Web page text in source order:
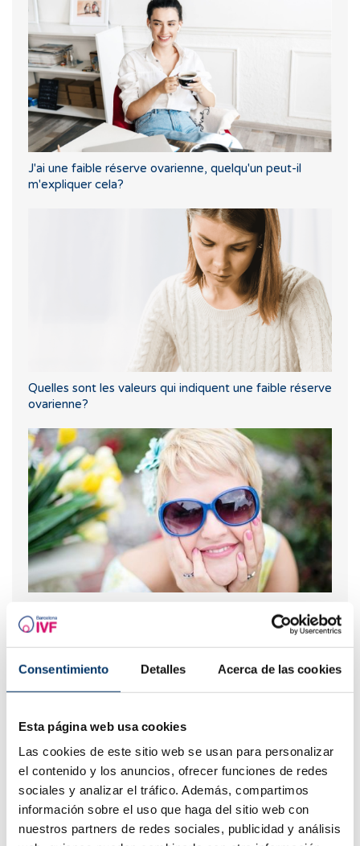
Consentimiento Detalles Acerca de las cookies
Esta página web usa cookies
Las cookies de este sitio web se usan para personalizar
el contenido y los anuncios, ofrecer funciones de redes
sociales y analizar el tráfico. Además, compartimos
información sobre el uso que haga del sitio web con
nuestros partners de redes sociales, publicidad y análisis
J'ai une faible réserve ovarienne, quelqu'un peut-il
m'expliquer cela?
Quelles sont les valeurs qui indiquent une faible réserve
ovarienne?